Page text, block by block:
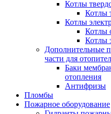
Котлы
Котлы
Котлы
Котлы
Котлы
Дополнительные
части для
Баки
отопления
Антифризы
Пломбы
Пожарное оборудование